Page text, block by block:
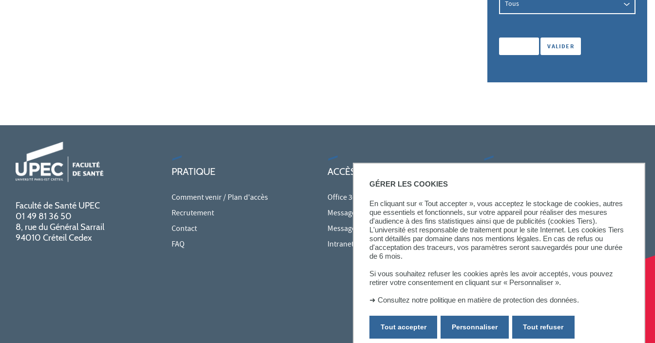
GÉRER LES COOKIES
En cliquant sur « Tout accepter », vous acceptez le stockage de cookies, autres
que essentiels et fonctionnels, sur votre appareil pour réaliser des mesures
d'audience à des fins statistiques ainsi que de publicités (cookies Tiers).
L'université est responsable de traitement pour le site Internet. Les cookies Tiers
sont détaillés par domaine dans nos mentions légales. En cas de refus ou
d'acceptation des traceurs, vos paramètres seront sauvegardés pour une durée
de 6 mois.
Si vous souhaitez refuser les cookies après les avoir acceptés, vous pouvez
retirer votre consentement en cliquant sur « Personnaliser ».
➜ Consultez notre politique en matière de protection des données.
Tout accepter Tout refuser
Personnaliser
Faculté de Santé UPEC
01 49 81 36 50
8, rue du Général Sarrail
94010 Créteil Cedex
PRATIQUE
Comment venir / Plan d'accès
Recrutement
Contact
FAQ
ACCÈS RAPIDES
Office 365
Messagerie des personnels
Messagerie étudiante
Intranet des personnels